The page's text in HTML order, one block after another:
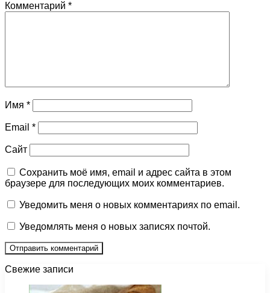
Комментарий *
Имя *
Email *
Сайт
Сохранить моё имя, email и адрес сайта в этом
браузере для последующих моих комментариев.
Уведомить меня о новых комментариях по email.
Уведомлять меня о новых записях почтой.
Свежие записи